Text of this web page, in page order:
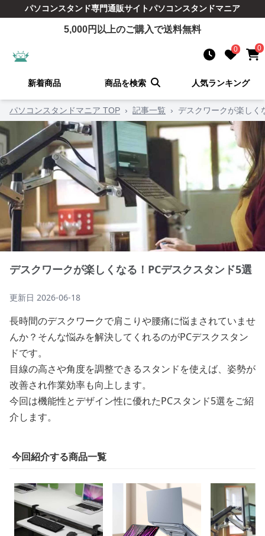
パソコンスタンド専門通販サイトパソコンスタンドマニア
5,000円以上のご購入で送料無料
0 0
新着商品 商品を検索 人気ランキング
パソコンスタンドマニア TOP › 記事一覧 › デスクワークが楽しく
デスクワークが楽しくなる！PCデスクスタンド5選
更新日 2026-06-18
長時間のデスクワークで肩こりや腰痛に悩まされていませ
んか？そんな悩みを解決してくれるのがPCデスクスタン
ドです。
目線の高さや角度を調整できるスタンドを使えば、姿勢が
改善され作業効率も向上します。
今回は機能性とデザイン性に優れたPCスタンド5選をご紹
介します。
今回紹介する商品一覧